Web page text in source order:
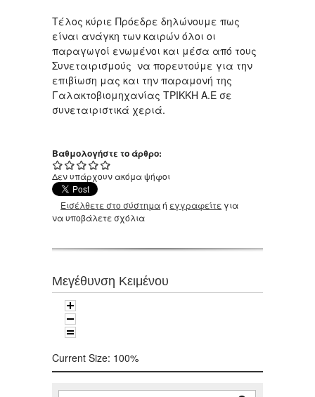
Τέλος κύριε Πρόεδρε δηλώνουμε πως
είναι ανάγκη των καιρών όλοι οι
παραγωγοί ενωμένοι και μέσα από τους
Συνεταιρισμούς να πορευτούμε για την
επιβίωση μας και την παραμονή της
Γαλακτοβιομηχανίας ΤΡΙΚΚΗ Α.Ε σε
συνεταιριστικά χεριά.
Βαθμολογήστε το άρθρο:
Δεν υπάρχουν ακόμα ψήφοι
Εισέλθετε στο σύστημαή εγγραφείτε για
να υποβάλετε σχόλια
Μεγέθυνση Κειμένου
Current Size: 100%
Φόρμα αναζήτησης
Αναζήτηση